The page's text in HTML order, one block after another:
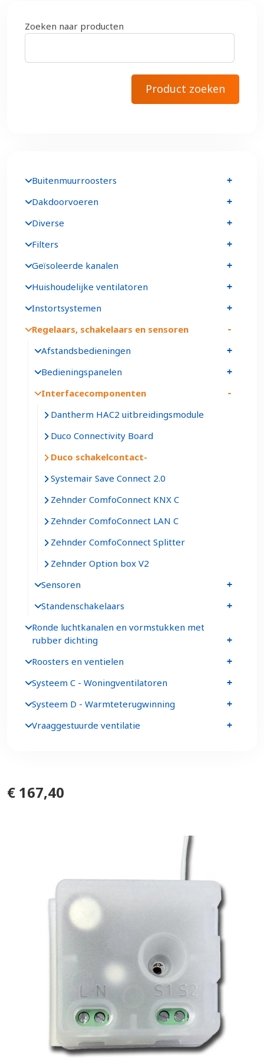
€ 167,40
Zoeken naar producten
Buitenmuurroosters
Dakdoorvoeren
Diverse
Filters
Geïsoleerde kanalen
Huishoudelijke ventilatoren
Instortsystemen
Regelaars, schakelaars en sensoren
Afstandsbedieningen
Bedieningspanelen
Interfacecomponenten
Dantherm HAC2 uitbreidingsmodule
Duco Connectivity Board
Duco schakelcontact
Systemair Save Connect 2.0
Zehnder ComfoConnect KNX C
Zehnder ComfoConnect LAN C
Zehnder ComfoConnect Splitter
Zehnder Option box V2
Sensoren
Standenschakelaars
Ronde luchtkanalen en vormstukken met
rubber dichting
Roosters en ventielen
Systeem C - Woningventilatoren
Systeem D - Warmteterugwinning
Vraaggestuurde ventilatie